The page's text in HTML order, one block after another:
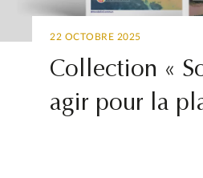
22 OCTOBRE 2025
Collection «
agir pour la